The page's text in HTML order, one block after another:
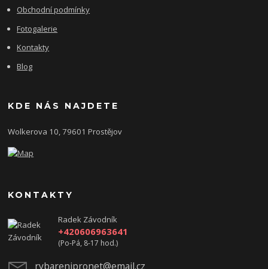
Obchodní podmínky
Fotogalerie
Kontakty
Blog
KDE NÁS NAJDETE
Wolkerova 10, 79601 Prostějov
KONTAKTY
Radek Závodník
+420606963641
(Po-Pá, 8-17 hod.)
rybarenipronet@email.cz